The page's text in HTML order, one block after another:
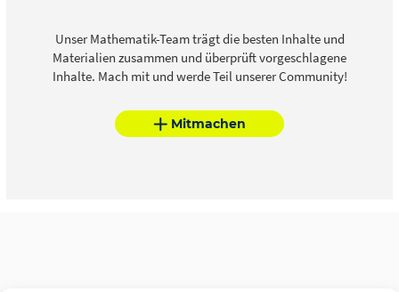
Unser Mathematik-Team trägt die besten Inhalte und
Materialien zusammen und überprüft vorgeschlagene
Inhalte. Mach mit und werde Teil unserer Community!
Mitmachen